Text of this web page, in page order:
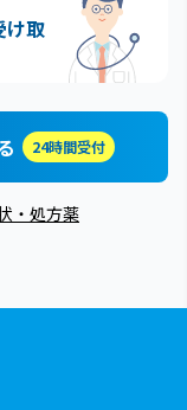
け取
24時間受付
・処方薬